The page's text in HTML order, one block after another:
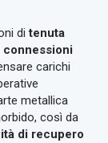
ditenuta
connessioni
carichi
metallica
così da
di recupero